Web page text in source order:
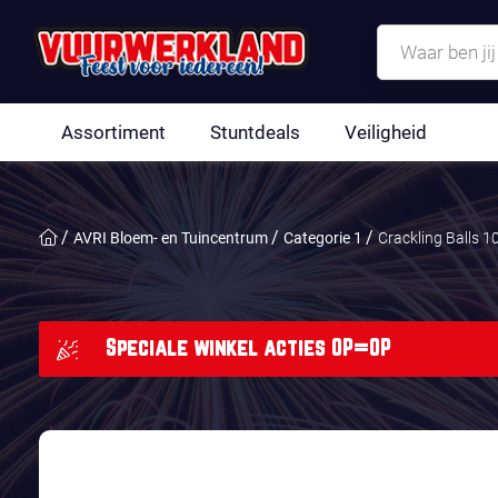
Assortiment Stuntdeals Veiligheid
AVRI Bloem- en Tuincentrum Categorie 1 Crackling Balls
Speciale winkel acties OP=OP